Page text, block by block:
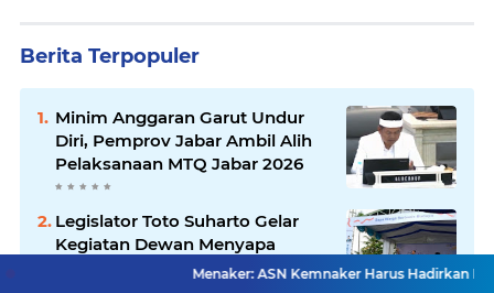
Berita Terpopuler
Minim Anggaran Garut Undur
Diri, Pemprov Jabar Ambil Alih
Pelaksanaan MTQ Jabar 2026
Legislator Toto Suharto Gelar
Kegiatan Dewan Menyapa
Warga Berbasis Budaya
Menaker: ASN Kemnaker Harus Hadirkan Dampak Nyata